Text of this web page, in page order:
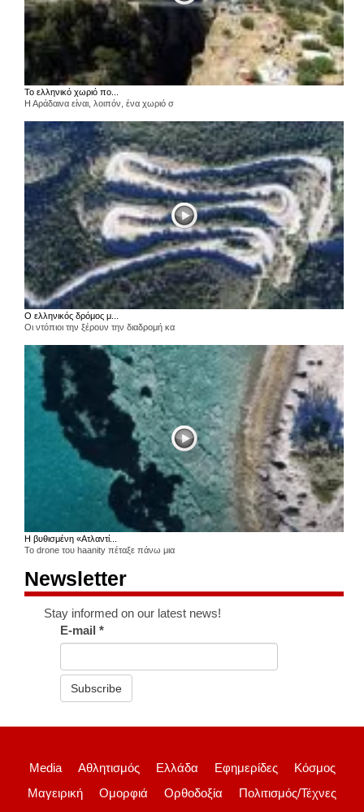
Το ελληνικό χωριό πο...
Η Αράδαινα είναι, λοιπόν, ένα χωριό σ
Ο ελληνικός δρόμος μ...
Οι ντόπιοι την ξέρουν την διαδρομή κα
Η βυθισμένη «Ατλαντί...
Το drone του haanity πέταξε πάνω μια
Newsletter
Stay informed on our latest news!
E-mail*
Subscribe
Media Αθλητισμός Ελλάδα Εφημερίδες
Κόσμος
Μαγειρική
Ομορφιά Ορθοδοξία
Πολιτισμός/Τέχνες